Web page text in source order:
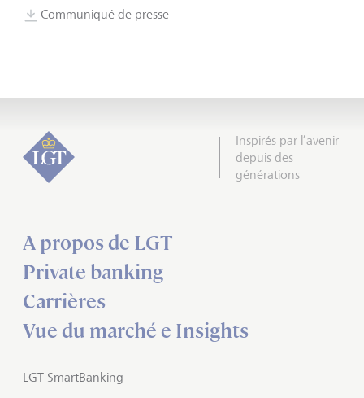
Communiqué de presse
Inspirés par l’avenir
depuis des
générations
A propos de LGT
Private banking
Carrières
Vue du marché e Insights
LGT SmartBanking